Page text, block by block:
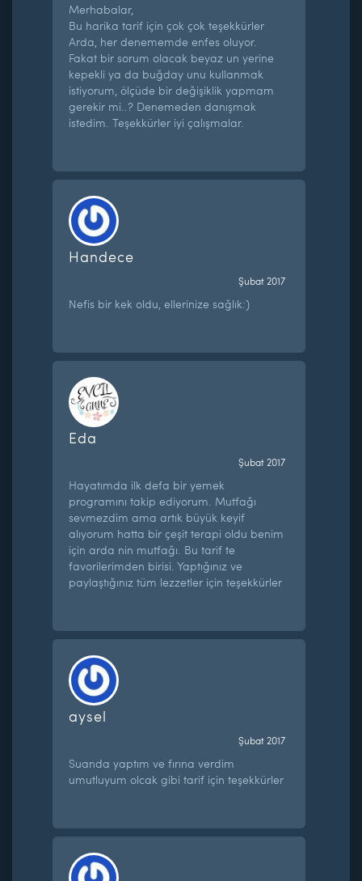
Merhabalar,
Bu harika tarif için çok çok teşekkürler
Arda, her denememde enfes oluyor.
Fakat bir sorum olacak beyaz un yerine
kepekli ya da buğday unu kullanmak
istiyorum, ölçüde bir değişiklik yapmam
gerekir mi..? Denemeden danışmak
istedim. Teşekkürler iyi çalışmalar.
Handece
Şubat 2017
Nefis bir kek oldu, ellerinize sağlık:)
Eda
Şubat 2017
Hayatımda ilk defa bir yemek
programını takip ediyorum. Mutfağı
sevmezdim ama artık büyük keyif
alıyorum hatta bir çeşit terapi oldu benim
için arda nin mutfağı. Bu tarif te
favorilerimden birisi. Yaptığınız ve
paylaştığınız tüm lezzetler için teşekkürler
aysel
Şubat 2017
Suanda yaptım ve fırına verdim
umutluyum olcak gibi tarif için teşekkürler